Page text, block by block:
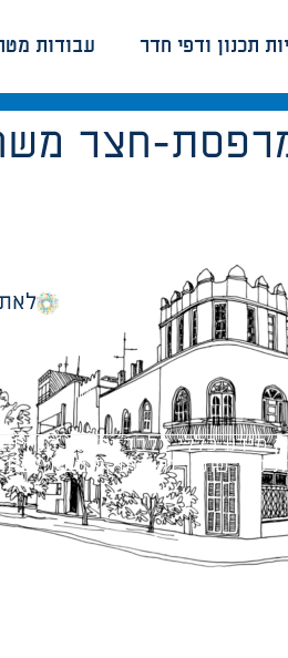
עבודות תכנון ודפי חדר
חצר
כללי בלבד ומאגד
כפי שתהיינה בתוקף מעת לעת.